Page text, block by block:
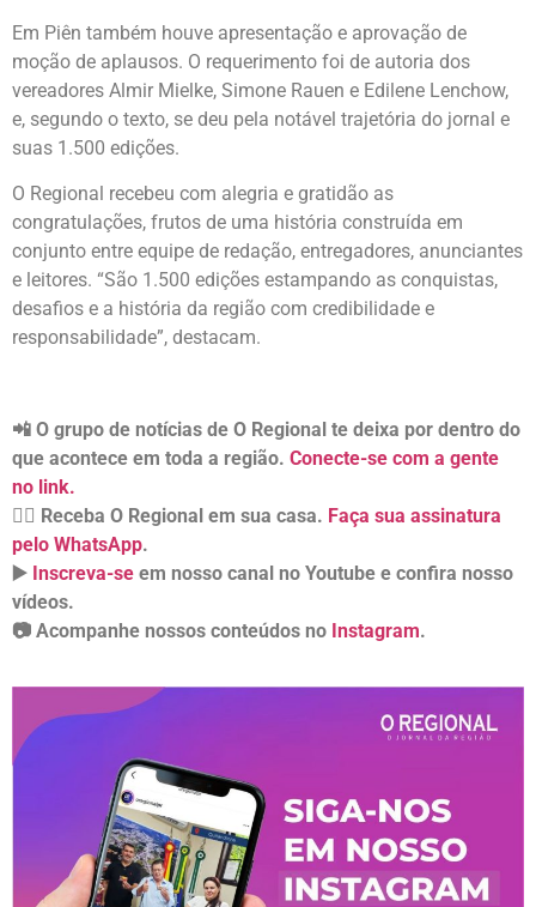
Em Piên também houve apresentação e aprovação de
moção de aplausos. O requerimento foi de autoria dos
vereadores Almir Mielke, Simone Rauen e Edilene Lenchow,
e, segundo o texto, se deu pela notável trajetória do jornal e
suas 1.500 edições.
O Regional recebeu com alegria e gratidão as
congratulações, frutos de uma história construída em
conjunto entre equipe de redação, entregadores, anunciantes
e leitores. “São 1.500 edições estampando as conquistas,
desafios e a história da região com credibilidade e
responsabilidade”, destacam.
📲 O grupo de notícias de O Regional te deixa por dentro do
que acontece em toda a região. Conecte-se com a gente
no link.
👉🏻 Receba O Regional em sua casa. Faça sua assinatura
pelo WhatsApp.
▶️ Inscreva-se em nosso canal no Youtube e confira nosso
vídeos.
📷 Acompanhe nossos conteúdos no Instagram.